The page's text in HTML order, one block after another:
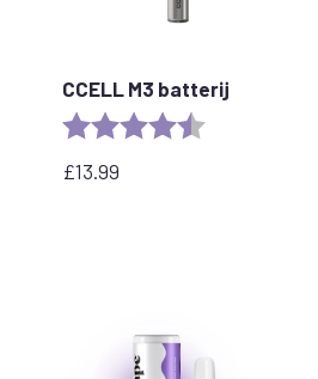
CCELL M3 batterij
Beoordeling:
£13.99